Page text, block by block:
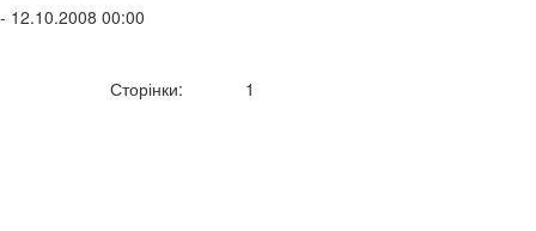
- 12.10.2008 00:00
Сторінки: 1